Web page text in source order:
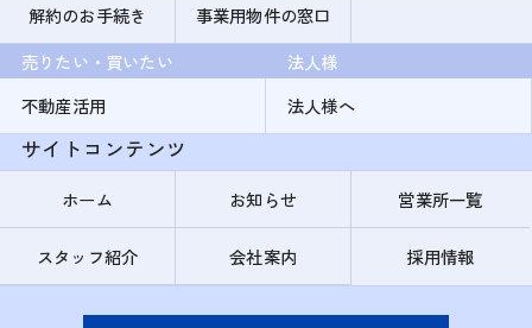
解約のお手続き
事業用物件の窓口
売りたい・買いたい
不動産活用
法人様
法人様へ
サイトコンテンツ
ホーム お知らせ 営業所一覧
スタッフ紹介 会社案内 採用情報